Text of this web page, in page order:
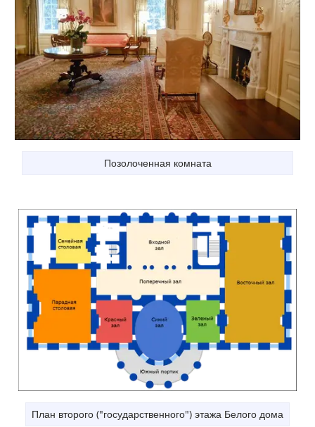
Позолоченная комната
План второго ("государственного") этажа Белого дома